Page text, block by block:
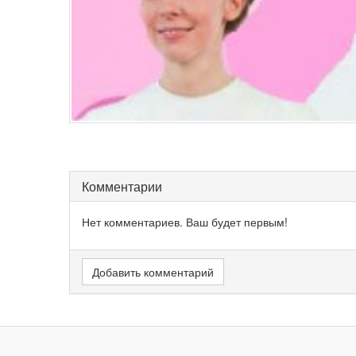
Комментарии
Нет комментариев. Ваш будет первым!
Добавить комментарий